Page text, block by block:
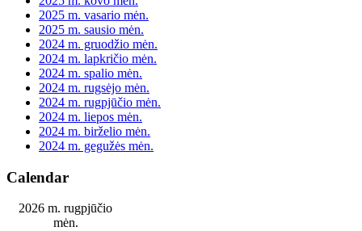
2025 m. vasario mėn.
2025 m. sausio mėn.
2024 m. gruodžio mėn.
2024 m. lapkričio mėn.
2024 m. spalio mėn.
2024 m. rugsėjo mėn.
2024 m. rugpjūčio mėn.
2024 m. liepos mėn.
2024 m. birželio mėn.
2024 m. gegužės mėn.
Calendar
2026 m. rugpjūčio
mėn.